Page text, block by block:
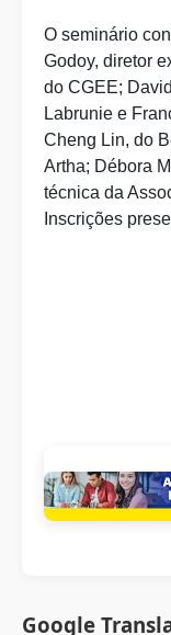
O seminário
Godoy, diretor
do CGEE;
Labrunie e
Cheng Lin, do
Artha; Débora
técnica da
Inscrições
Google